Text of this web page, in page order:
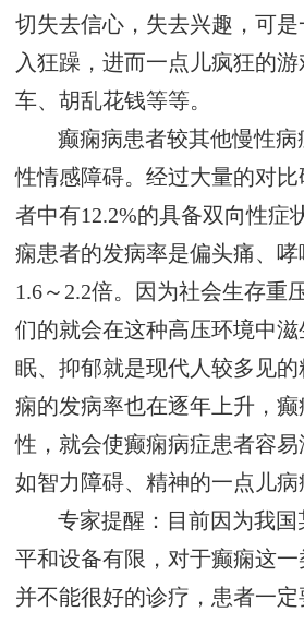
切失去信心，失去兴趣，可
入狂躁，进而一点儿疯狂的
车、胡乱花钱等等。
癫痫病患者较其他慢性病
性情感障碍。经过大量的对
者中有12.2%的具备双向性症
痫患者的发病率是偏头痛、
1.6～2.2倍。因为社会生存重
们的就会在这种高压环境中
眠、抑郁就是现代人较多见
痫的发病率也在逐年上升，癫
性，就会使癫痫病症患者容易
如智力障碍、精神的一点儿病
专家提醒：目前因为我
平和设备有限，对于癫痫这
并不能很好的诊疗，患者一